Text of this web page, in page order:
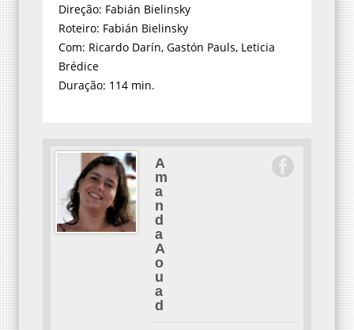
Direção: Fabián Bielinsky
Roteiro: Fabián Bielinsky
Com: Ricardo Darín, Gastón Pauls, Leticia
Brédice
Duração: 114 min.
A
m
a
n
d
a
A
o
u
a
d